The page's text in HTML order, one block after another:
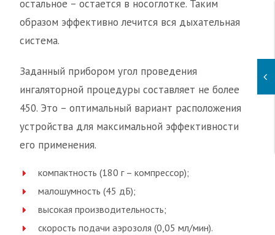
остальное – остается в носоглотке. Таким
образом эффективно лечится вся дыхательная
система.
Заданный прибором угол проведения
ингаляторной процедуры составляет не более
450. Это – оптимальный вариант расположения
устройства для максимальной эффективности
его применения.
компактность (180 г – компрессор);
малошумность (45 дБ);
высокая производительность;
скорость подачи аэрозоля (0,05 мл/мин).